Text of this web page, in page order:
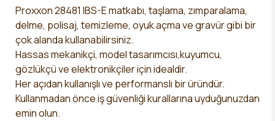
Proxxon 28481 IBS-E matkabı,taşlama, zımparalama,
delme, polisaj, temizleme, oyuk açma ve gravür gibi bir
çokalanda kullanabilirsiniz.
Hassas mekanikçi, model tasarımcısı,kuyumcu,
gözlükçü ve elektronikçiler için idealdir.
Her açıdan kullanışlı ve performanslı bir üründür.
Kullanmadan önce iş güvenliği kurallarına uyduğunuzdan
emin olun.